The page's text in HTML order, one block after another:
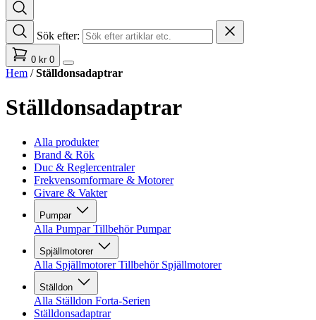
Sök efter:
0 kr 0
Hem /Ställdonsadaptrar
Ställdonsadaptrar
Alla produkter
Brand & Rök
Duc & Reglercentraler
Frekvensomformare & Motorer
Givare & Vakter
Pumpar
Alla PumparTillbehör Pumpar
Spjällmotorer
Alla SpjällmotorerTillbehör Spjällmotorer
Ställdon
Alla Ställdon Forta-Serien
Ställdonsadaptrar